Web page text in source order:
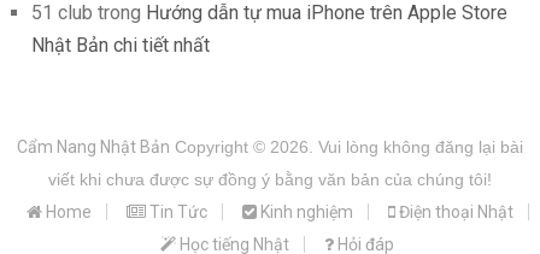
51 club trong Hướng dẫn tự mua iPhone trên Apple Store
Nhật Bản chi tiết nhất
Cẩm Nang Nhật Bản Copyright © 2026. Vui lòng không đăng lại bài
viết khi chưa được sự đồng ý bằng văn bản của chúng tôi!
Home
Tin Tức Kinh nghiệm
Điện thoại Nhật
Học tiếng Nhật
Hỏi đáp